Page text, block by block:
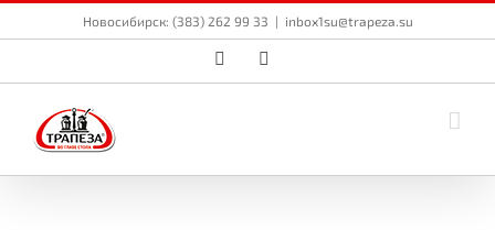
Skip
Новосибирск: (383) 262 99 33 | inbox1su@trapeza.su